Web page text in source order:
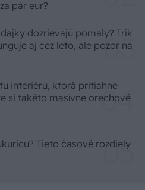
pár eur?
dozrievajú pomaly? Trik
aj cez leto, ale pozor na
interiéru, ktorá pritiahne
si takéto masívne orechové
Tieto časové rozdiely